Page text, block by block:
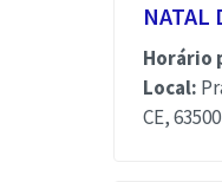
NATAL
Horário
Local:
CE,